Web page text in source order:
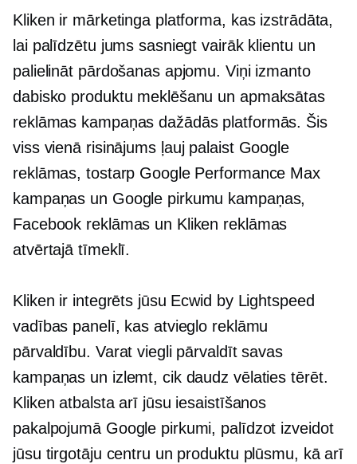
Kliken ir mārketinga platforma, kas izstrādāta,
lai palīdzētu jums sasniegt vairāk klientu un
palielināt pārdošanas apjomu. Viņi izmanto
dabisko produktu meklēšanu un apmaksātas
reklāmas kampaņas dažādās platformās. Šis
viss vienā risinājums ļauj palaist Google
reklāmas, tostarp Google Performance Max
kampaņas un Google pirkumu kampaņas,
Facebook reklāmas un Kliken reklāmas
atvērtajā tīmeklī.
Kliken ir integrēts jūsu Ecwid by Lightspeed
vadības panelī, kas atvieglo reklāmu
pārvaldību. Varat viegli pārvaldīt savas
kampaņas un izlemt, cik daudz vēlaties tērēt.
Kliken atbalsta arī jūsu iesaistīšanos
pakalpojumā Google pirkumi, palīdzot izveidot
jūsu tirgotāju centru un produktu plūsmu, kā arī